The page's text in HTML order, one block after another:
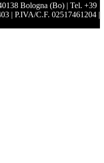
Bologna (Bo) | Tel. +39
| P.IVA/C.F. 02517461204 |